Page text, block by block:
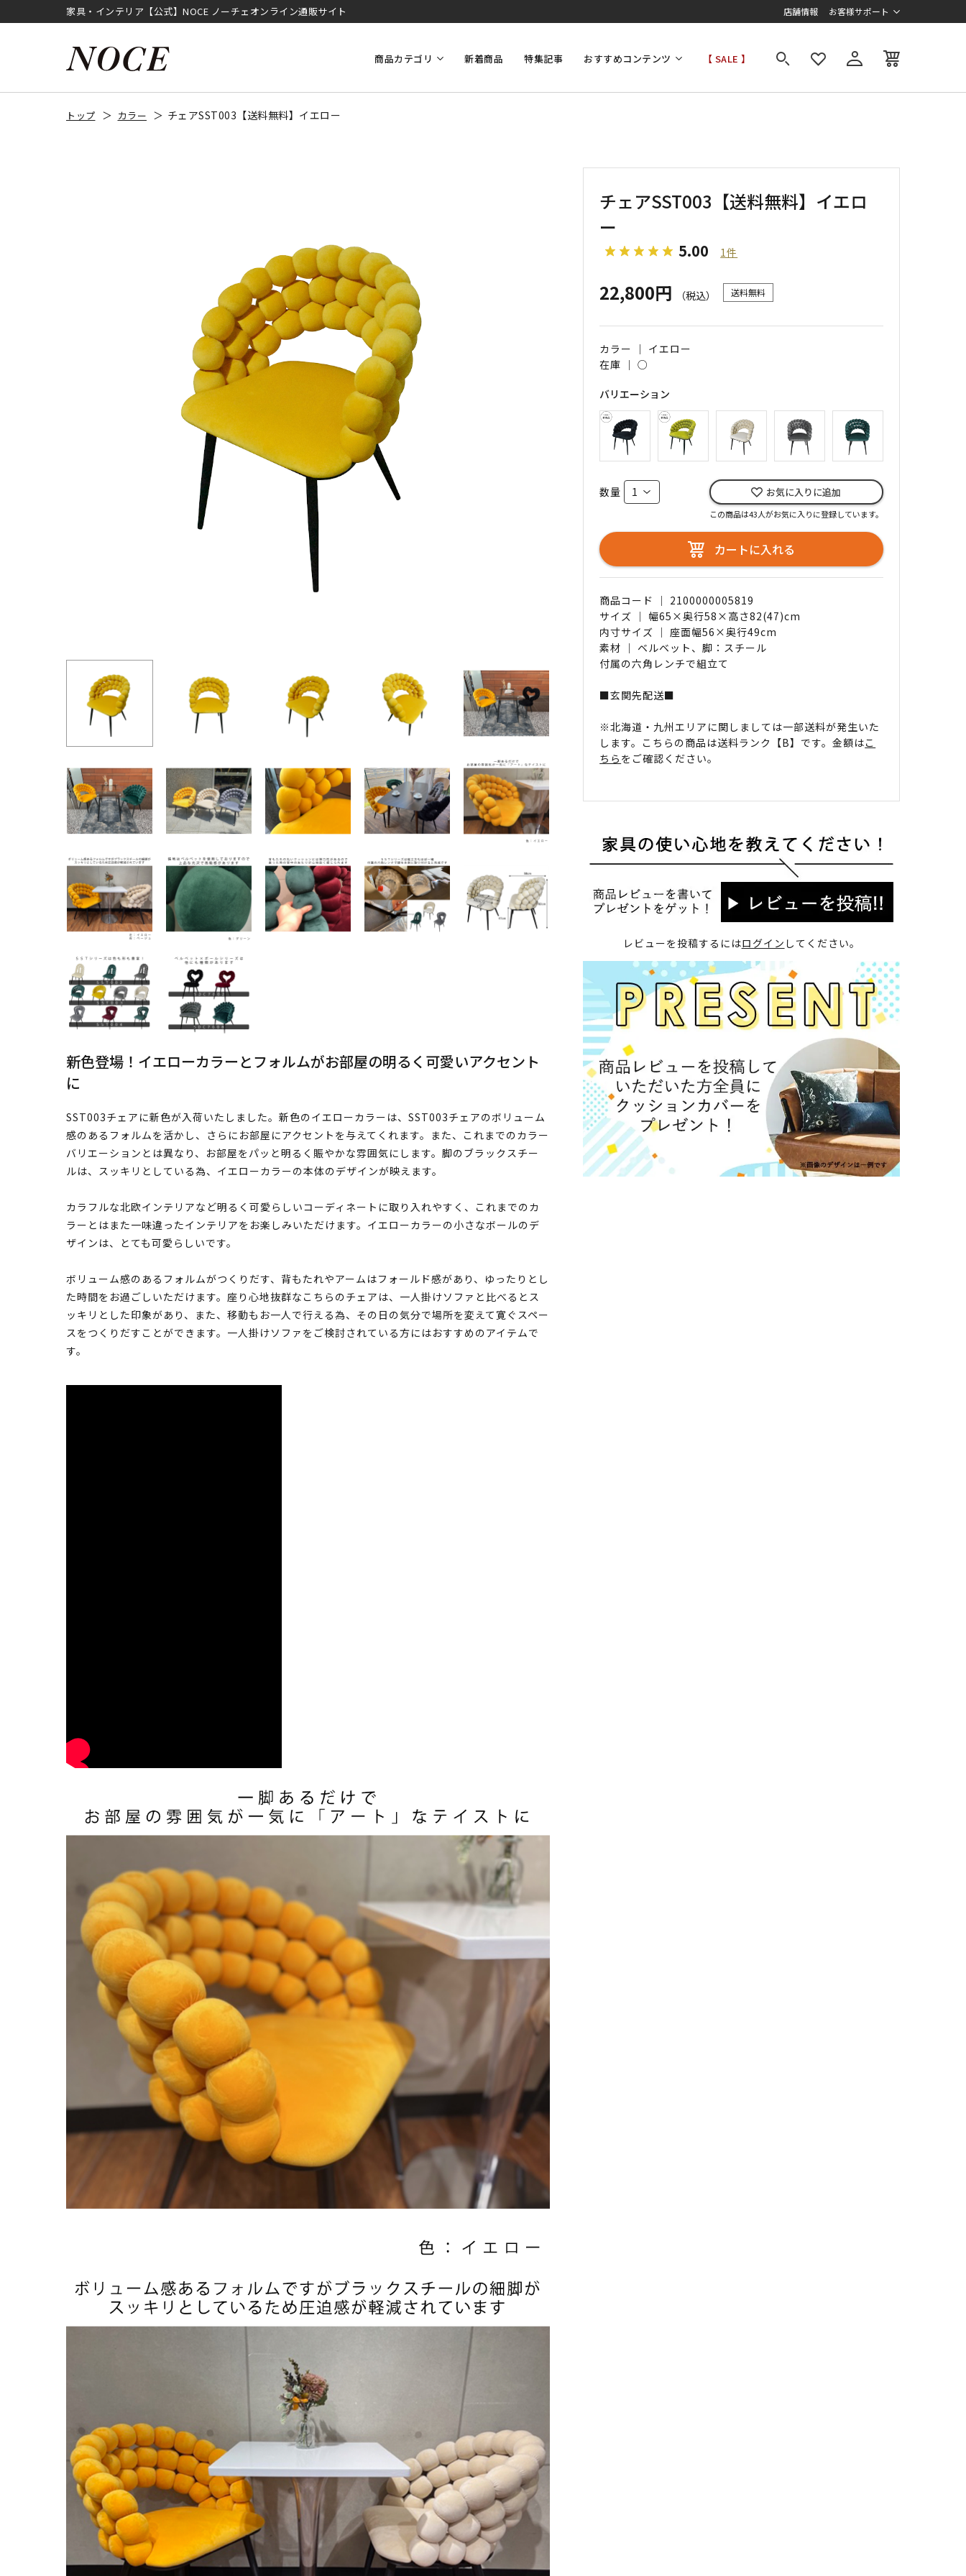
家具・インテリア【公式】NOCE ノーチェオンライン通販サイト 店舗情報 お客様サポート
商品カテゴリ 新着商品 特集記事 おすすめコンテンツ 【 SALE 】
トップ カラー チェアSST003【送料無料】イエロー
新色登場！イエローカラーとフォルムがお部屋の明るく可愛いアクセント
に
SST003チェアに新色が入荷いたしました。新色のイエローカラーは、SST003チェアのボリューム
感のあるフォルムを活かし、さらにお部屋にアクセントを与えてくれます。また、これまでのカラー
バリエーションとは異なり、お部屋をパッと明るく賑やかな雰囲気にします。脚のブラックスチー
ルは、スッキリとしている為、イエローカラーの本体のデザインが映えます。
カラフルな北欧インテリアなど明るく可愛らしいコーディネートに取り入れやすく、これまでのカ
ラーとはまた一味違ったインテリアをお楽しみいただけます。イエローカラーの小さなボールのデ
ザインは、とても可愛らしいです。
ボリューム感のあるフォルムがつくりだす、背もたれやアームはフォールド感があり、ゆったりとし
た時間をお過ごしいただけます。座り心地抜群なこちらのチェアは、一人掛けソファと比べるとス
ッキリとした印象があり、また、移動もお一人で行える為、その日の気分で場所を変えて寛ぐスペー
スをつくりだすことができます。一人掛けソファをご検討されている方にはおすすめのアイテムで
す。
チェアSST003【送料無料】イエロ
ー
5.00 1件
22,800円 （税込） 送料無料
カラー ｜ イエロー
在庫 ｜○
バリエーション
数量 お気に入りに追加
この商品は43人がお気に入りに登録しています。
カートに入れる
商品コード ｜ 2100000005819
サイズ ｜ 幅65×奥行58×高さ82(47)cm
内寸サイズ ｜ 座面幅56×奥行49cm
素材 ｜ ベルベット、脚：スチール
付属の六角レンチで組立て
■玄関先配送■
※北海道・九州エリアに関しましては一部送料が発生いた
します。こちらの商品は送料ランク【B】です。金額はこ
ちら をご確認ください。
レビューを投稿するにはログイン してください。